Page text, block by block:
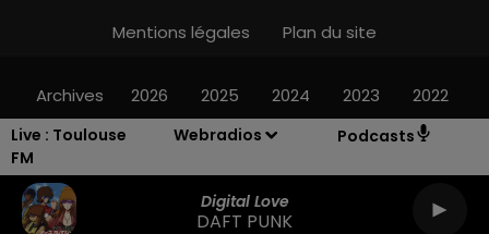
Live : Toulouse
FM
Webradios Podcasts
Digital Love
DAFT PUNK
Mentions légales
Plan du site
Archives 2026 2025 2024 2023 2022